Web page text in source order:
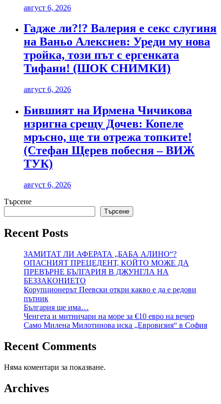
август 6, 2026
Гадже ли?!? Валерия е секс слугиня
на Ваньо Алексиев: Уреди му нова
тройка, този път с ергенката
Тифани! (ШОК СНИМКИ)
август 6, 2026
Бившият на Ирмена Чичикова
изригна срещу Дочев: Копеле
мръсно, ще ти отрежа топките!
(Стефан Щерев побесня – ВИЖ
ТУК)
август 6, 2026
Търсене
Търсене
Recent Posts
ЗАМИТАТ ЛИ АФЕРАТА „БАБА АЛИНО“?
ОПАСНИЯТ ПРЕЦЕДЕНТ, КОЙТО МОЖЕ ДА
ПРЕВЪРНЕ БЪЛГАРИЯ В ДЖУНГЛА НА
БЕЗЗАКОНИЕТО
Корупционерът Пеевски откри какво е да е редови
пътник
България ще има…
Ченгета и митничари на море за €10 евро на вечер
Само Милена Милотинова иска „Евровизия“ в София
Recent Comments
Няма коментари за показване.
Archives